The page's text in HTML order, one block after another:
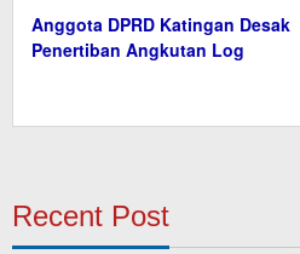
Anggota DPRD Katingan Desak
Penertiban Angkutan Log
Recent Post